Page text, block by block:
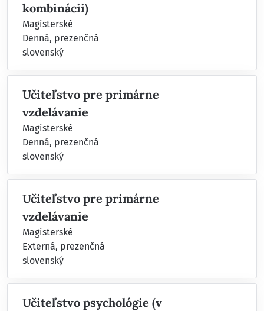
kombinácii)
Magisterské
Denná, prezenčná
slovenský
Učiteľstvo pre primárne
vzdelávanie
Magisterské
Denná, prezenčná
slovenský
Učiteľstvo pre primárne
vzdelávanie
Magisterské
Externá, prezenčná
slovenský
Učiteľstvo psychológie (v